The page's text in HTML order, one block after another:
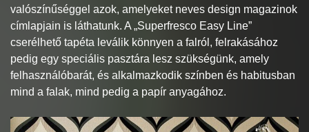
valószínűséggel azok, amelyeket neves design magazinok
címlapjain is láthatunk. A „Superfresco Easy Line”
cserélhető tapéta leválik könnyen a falról, felrakásához
pedig egy speciális pasztára lesz szükségünk, amely
felhasználóbarát, és alkalmazkodik színben és habitusban
mind a falak, mind pedig a papír anyagához.